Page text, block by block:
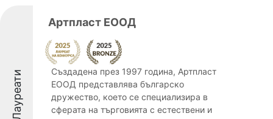
Лауреати
Артпласт ЕООД
Създадена през 1997 година, Артпласт
ЕООД представлява българско
дружество, което се специализира в
сферата на търговията с естествени и